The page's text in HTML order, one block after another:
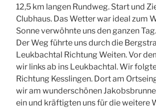
12,5 km langen Rundweg. Start und
Clubhaus. Das Wetter war ideal zum
Sonne verwöhnte uns den ganzen Tag.
Der Weg führte uns durch die
Leukbachtal Richtung Weiten. Vor
wir links ab ins Leukbachtal. Wir
Richtung Kesslingen. Dort am
wir am wunderschönen
ein und kräftigten uns für die weitere